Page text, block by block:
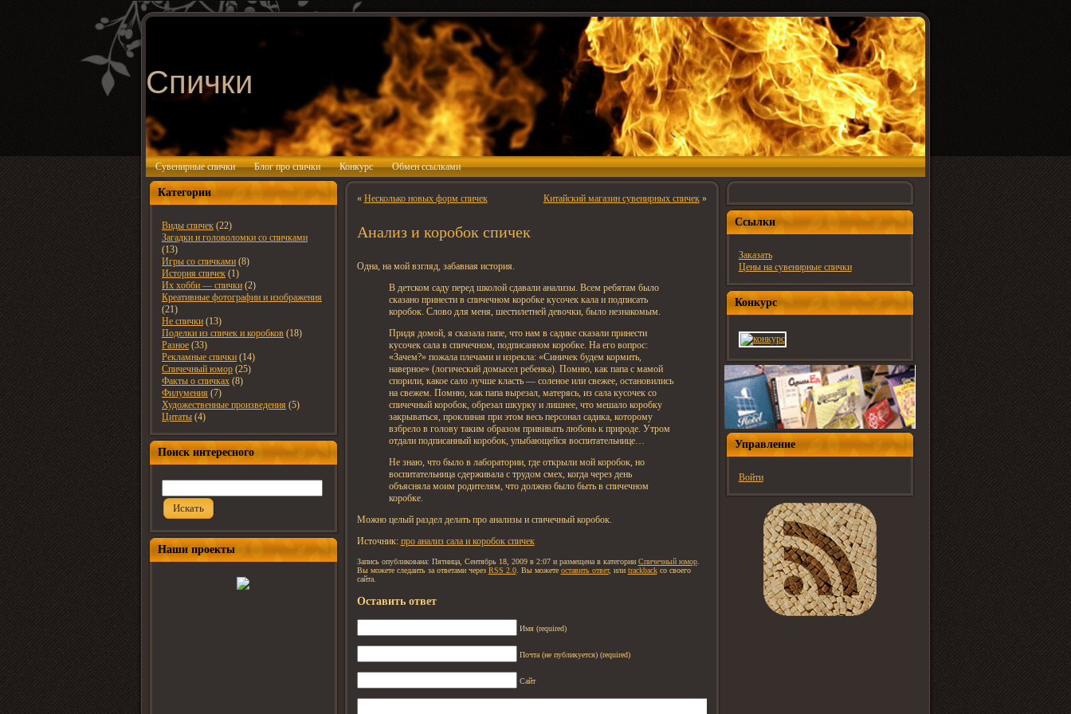
Спички
Сувенирные спички Блог про спички Конкурс Обмен ссылками
Категории
Виды спичек (22)
Загадки и головоломки со спичками
(13)
Игры со спичками (8)
История спичек (1)
Их хобби — спички (2)
Креативные фотографии и изображения
(21)
Не спички (13)
Поделки из спичек и коробков (18)
Разное (33)
Рекламные спички (14)
Спичечный юмор (25)
Факты о спичках (8)
Филумения (7)
Художественные произведения (5)
Цитаты (4)
Поиск интересного
Искать
Наши проекты
« Несколько новых форм спичек Китайский магазин сувенирных спичек»
Анализ и коробок спичек
Одна, на мой взгляд, забавная история.
В детском саду перед школой сдавали анализы. Всем ребятам было
сказано принести в спичечном коробке кусочек кала и подписать
коробок. Слово для меня, шестилетней девочки, было незнакомым.
Придя домой, я сказала папе, что нам в садике сказали принести
кусочек сала в спичечном, подписанном коробке. На его вопрос:
«Зачем?» пожала плечами и изрекла: «Синичек будем кормить,
наверное» (логический домысел ребенка). Помню, как папа с мамой
спорили, какое сало лучше класть — соленое или свежее, остановились
на свежем. Помню, как папа вырезал, матерясь, из сала кусочек со
спичечный коробок, обрезал шкурку и лишнее, что мешало коробку
закрываться, проклиная при этом весь персонал садика, которому
взбрело в голову таким образом прививать любовь к природе. Утром
отдали подписанный коробок, улыбающейся воспитательнице…
Не знаю, что было в лаборатории, где открыли мой коробок, но
воспитательница сдерживала с трудом смех, когда через день
объясняла моим родителям, что должно было быть в спичечном
коробке.
Можно целый раздел делать про анализы и спичечный коробок.
Источник: про анализ сала и коробок спичек
Запись опубликована: Пятница, Сентябрь 18, 2009 в 2:07 и размещена в категории Спичечный юмор.
Вы можете следаить за ответами через RSS 2.0. Вы можете оставить ответ, или trackbackсо своего
сайта.
Оставить ответ
Имя (required)
Почта (не публикуется) (required)
Сайт
Ссылки
Заказать
Цены на сувенирные спички
Конкурс
Управление
Войти